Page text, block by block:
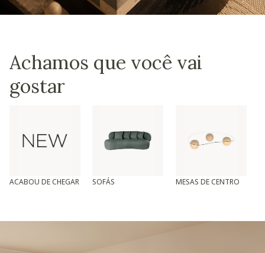
Achamos que você vai
gostar
ACABOU DE CHEGAR SOFÁS MESAS DE CENTRO